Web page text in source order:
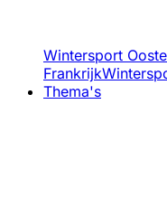
Wintersport
Frankrijk
Thema's